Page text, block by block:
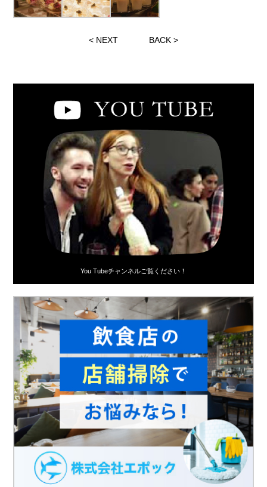
< NEXT BACK >
You Tubeチャンネルご覧ください！